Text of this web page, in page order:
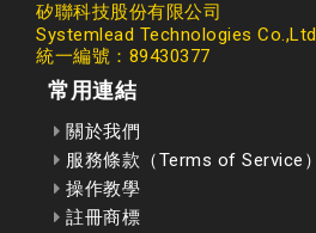
矽聯科技股份有限公司
Systemlead Technologies Co.,Ltd
統一編號：89430377
常用連結
關於我們
服務條款（Terms of Service）
操作教學
註冊商標